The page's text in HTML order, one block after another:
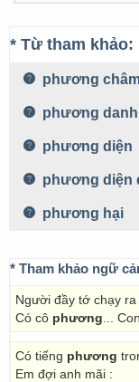
* Từ tham khảo:
phương
phương danh
phương diện
phương diện
phương hại
* Tham khảo ngữ
Người đầy tớ chạy ra
Có cô phương ...
Có tiếng phương
Em đợi anh mãi :